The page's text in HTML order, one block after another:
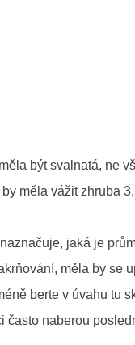
být svalnatá, ne
měla vážit zhruba
jaká je
měla by se
berte v úvahu tu
často naberou